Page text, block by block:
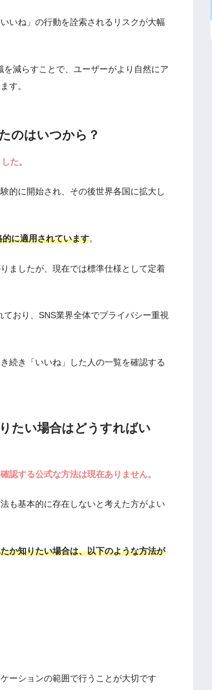
いね」の行動を詮索されるリスクが大幅
減らすことで、ユーザーがより自然にア
す。
のはいつから？
た。
的に開始され、その後世界各国に拡大し
に適用されています。
ましたが、現在では標準仕様として定着
ており、SNS業界全体でプライバシー重視
続き「いいね」した人の一覧を確認する
たい場合はどうすればい
認する公式な方法は現在ありません。
も基本的に存在しないと考えた方がよい
か知りたい場合は、以下のような方法が
ーションの範囲で行うことが大切です